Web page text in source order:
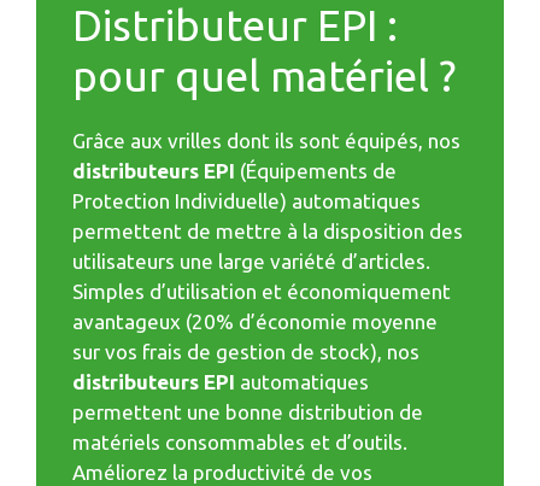
Distributeur EPI :
pour quel matériel ?
Grâce aux vrilles dont ils sont équipés, nos
distributeurs EPI (Équipements de
Protection Individuelle) automatiques
permettent de mettre à la disposition des
utilisateurs une large variété d’articles.
Simples d’utilisation et économiquement
avantageux (20% d’économie moyenne
sur vos frais de gestion de stock), nos
distributeurs EPI automatiques
permettent une bonne distribution de
matériels consommables et d’outils.
Améliorez la productivité de vos